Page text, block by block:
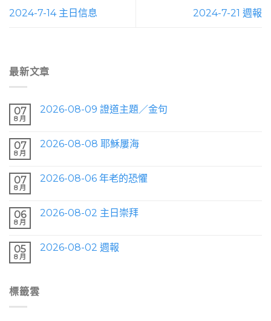
2024-7-14 主日信息 2024-7-21 週報
最新文章
07
8 月
2026-08-09 證道主題／金句
07
8 月
2026-08-08 耶穌屢海
07
8 月
2026-08-06 年老的恐懼
06
8 月
2026-08-02 主日崇拜
05
8 月
2026-08-02 週報
標籤雲